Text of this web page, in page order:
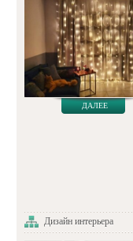
ДАЛЕЕ
Дизайн интерьера